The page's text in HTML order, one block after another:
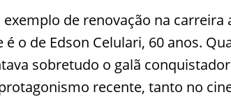
de renovação na carreira
é o de Edson Celulari, 60 anos.
sobretudo o galã
recente, tanto no